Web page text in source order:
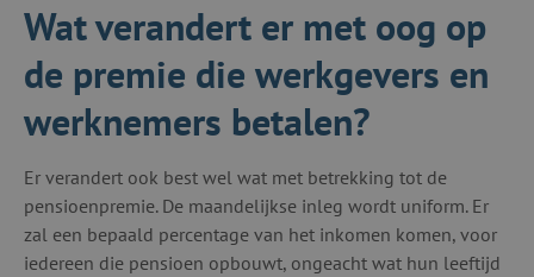
Wat verandert er met oog op
de premie die werkgevers en
werknemers betalen?
Er verandert ook best wel wat met betrekking tot de
pensioenpremie. De maandelijkse inleg wordt uniform. Er
zal een bepaald percentage van het inkomen komen, voor
iedereen die pensioen opbouwt, ongeacht wat hun leeftijd